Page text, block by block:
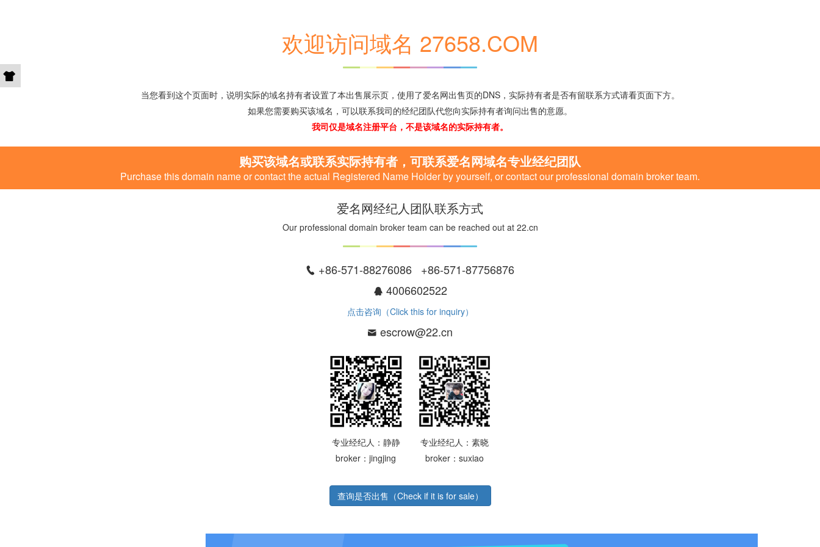
欢迎访问域名 27658.COM
当您看到这个页面时，说明实际的域名持有者设置了本出售展示页，使用了爱名网出售页的DNS，实际持有者是否有留联系方式请看页面下方。
如果您需要购买该域名，可以联系我司的经纪团队代您向实际持有者询问出售的意愿。
我司仅是域名注册平台，不是该域名的实际持有者。
购买该域名或联系实际持有者，可联系爱名网域名专业经纪团队
Purchase this domain name or contact the actual Registered Name Holder by yourself, or contact our professional domain broker team.
爱名网经纪人团队联系方式
Our professional domain broker team can be reached out at 22.cn
+86-571-88276086 +86-571-87756876
4006602522
点击咨询（Click this for inquiry）
escrow@22.cn
专业经纪人：静静
broker：jingjing
专业经纪人：素晓
broker：suxiao
查询是否出售（Check if it is for sale）